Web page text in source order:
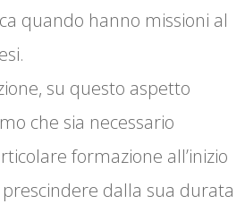
quando hanno missioni al
su questo aspetto
che sia necessario
formazione all’inizio
dalla sua durata